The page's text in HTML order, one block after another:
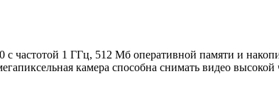
частотой 1 ГГц, 512 Мб оперативной памяти и
камера способна снимать видео высокой